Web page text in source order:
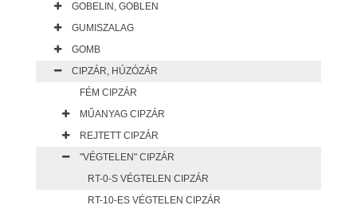
GOBELIN, GOBLEN
GUMISZALAG
GOMB
CIPZÁR, HÚZÓZÁR
FÉM CIPZÁR
MŰANYAG CIPZÁR
REJTETT CIPZÁR
"VÉGTELEN" CIPZÁR
RT-0-S VÉGTELEN CIPZÁR
RT-10-ES VÉGTELEN CIPZÁR